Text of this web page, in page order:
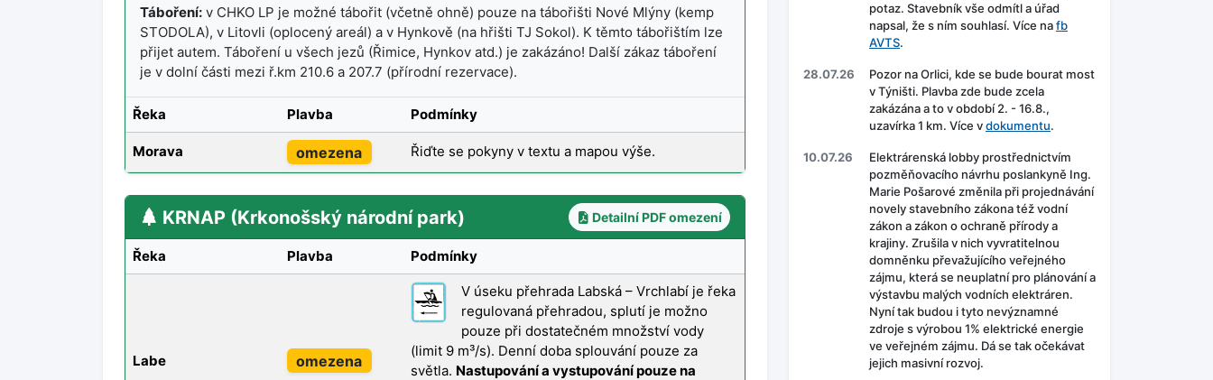
Táboření: v CHKO LP je možné tábořit (včetně ohně) pouze na tábořišti Nové Mlýny (kemp
STODOLA), v Litovli (oplocený areál) a v Hynkově (na hřišti TJ Sokol). K těmto tábořištím lze
přijet autem. Táboření u všech jezů (Řimice, Hynkov atd.) je zakázáno! Další zákaz táboření
je v dolní části mezi ř.km 210.6 a 207.7 (přírodní rezervace).
Řeka Plavba Podmínky
Morava omezena Řiďte se pokyny v textu a mapou výše.
KRNAP (Krkonošský národní park) Detailní PDF omezení
Řeka Plavba Podmínky
Labe omezena
V úseku přehrada Labská – Vrchlabí je řeka
regulovaná přehradou, splutí je možno
pouze při dostatečném množství vody
(limit 9 m³/s). Denní doba splouvání pouze za
světla. Nastupování a vystupování pouze na
potaz. Stavebník vše odmítl a úřad
napsal, že s ním souhlasí. Více nafb
AVTS.
28.07.26
Pozor na Orlici, kde se bude bourat most
v Týništi. Plavba zde bude zcela
zakázána a to v období 2. - 16.8.,
uzavírka 1 km. Více vdokumentu.
10.07.26
Elektrárenská lobby prostřednictvím
pozměňovacího návrhu poslankyně Ing.
Marie Pošarové změnila při projednávání
novely stavebního zákona též vodní
zákon a zákon o ochraně přírody a
krajiny. Zrušila v nich vyvratitelnou
domněnku převažujícího veřejného
zájmu, která se neuplatní pro plánování a
výstavbu malých vodních elektráren.
Nyní tak budou i tyto nevýznamné
zdroje s výrobou 1% elektrické energie
ve veřejném zájmu. Dá se tak očekávat
jejich masivní rozvoj.